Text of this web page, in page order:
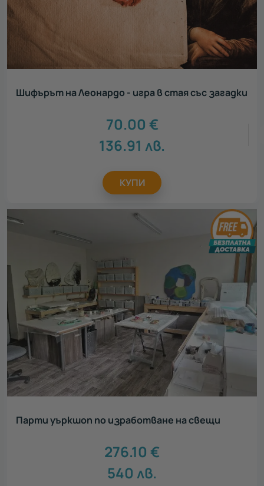
Шифърът на Леонардо - игра в стая със загадки
70.00 €
136.91 лв.
КУПИ
Парти уъркшоп по изработване на свещи
276.10 €
540 лв.